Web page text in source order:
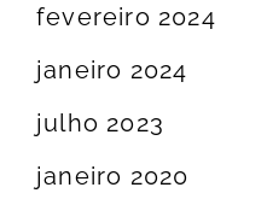
fevereiro 2024
janeiro 2024
julho 2023
janeiro 2020